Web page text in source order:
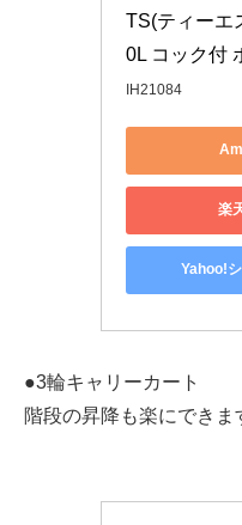
TS(ティーエ
0L コック付
IH21084
楽
Yahoo!
●3輪キャリーカート
階段の昇降も楽にできま